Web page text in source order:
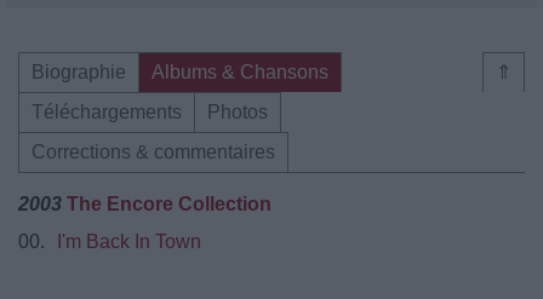
⇑
Biographie
Albums & Chansons
Téléchargements
Photos
Corrections & commentaires
2003 The Encore Collection
00.
I'm Back In Town